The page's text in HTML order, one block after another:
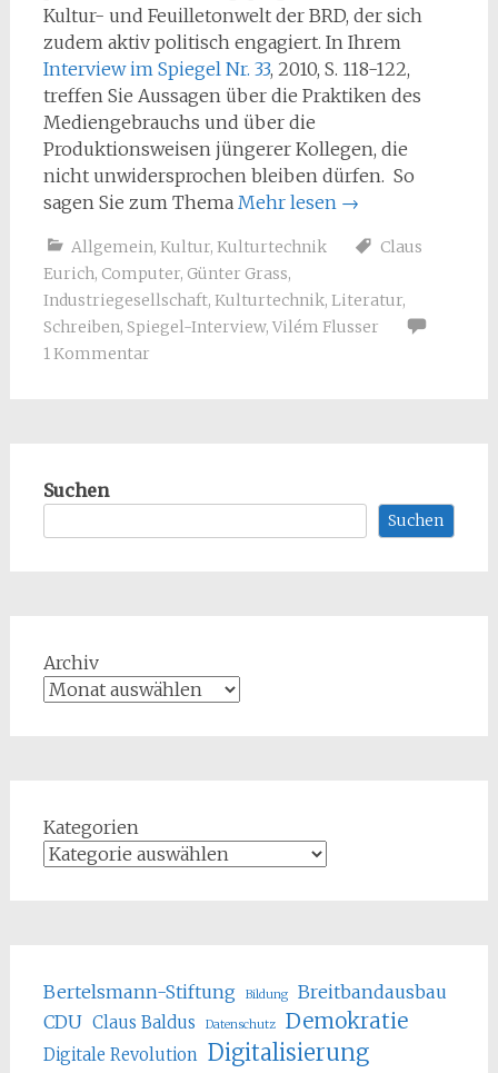
Kultur- und Feuilletonwelt der BRD, der sich
zudem aktiv politisch engagiert. In Ihrem
Interview im Spiegel Nr. 33, 2010, S. 118-122,
treffen Sie Aussagen über die Praktiken des
Mediengebrauchs und über die
Produktionsweisen jüngerer Kollegen, die
nicht unwidersprochen bleiben dürfen. So
sagen Sie zum Thema Mehr lesen →
Allgemein, Kultur, Kulturtechnik
Claus
Eurich, Computer, Günter Grass,
Industriegesellschaft, Kulturtechnik, Literatur,
Schreiben, Spiegel-Interview, Vilém Flusser
1 Kommentar
Suchen
Suchen
Archiv
Kategorien
Bertelsmann-Stiftung Bildung
Breitbandausbau
CDU Claus Baldus Datenschutz Demokratie
Digitale Revolution Digitalisierung